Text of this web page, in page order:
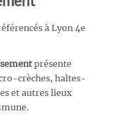
à Lyon 4e
présente
crèches, haltes-
et autres lieux